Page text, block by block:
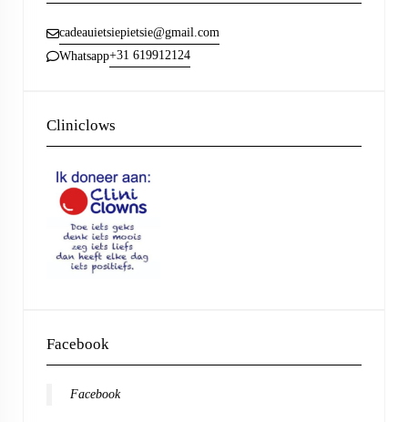
cadeauietsiepietsie@gmail.com
Whatsapp+31 619912124
Cliniclows
Facebook
Facebook